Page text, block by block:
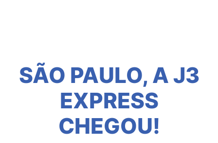
SÃO PAULO, A J3
EXPRESS
CHEGOU!